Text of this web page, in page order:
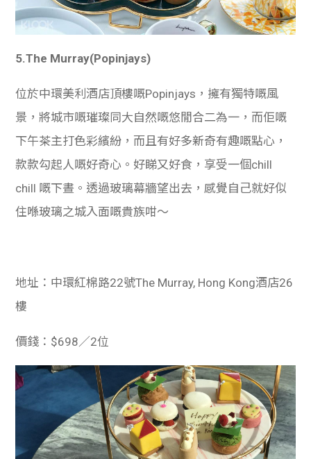
5.The Murray(Popinjays)
位於中環美利酒店頂樓嘅Popinjays，擁有獨特嘅風
景，將城市嘅璀璨同大自然嘅悠閒合二為一，而佢嘅
下午茶主打色彩繽紛，而且有好多新奇有趣嘅點心，
款款勾起人嘅好奇心。好睇又好食，享受一個chill
chill 嘅下晝。透過玻璃幕牆望出去，感覺自己就好似
住喺玻璃之城入面嘅貴族咁～
地址：中環紅棉路22號The Murray, Hong Kong酒店26
樓
價錢：$698／2位